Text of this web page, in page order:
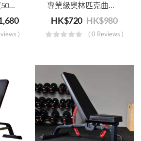
奧林匹克訓練桿 (50mm)
)
專業級奧林匹克曲桿 (1.2米 承重200kg)
HK$720 HK$980
( 0 Reviews )